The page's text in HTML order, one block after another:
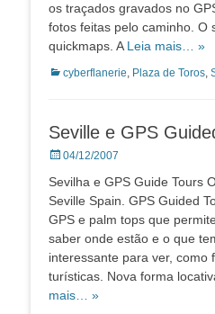
os traçados gravados no
fotos feitas pelo caminho. O
quickmaps. ALeia mais… »
Categorias:
cyberflanerie, Plaza de Toros,
Seville e GPS
Posted
04/12/2007
Sevilha e GPS Guide Tours
Seville Spain. GPS Guided
GPS e palm tops que
saber onde estão e o que
interessante para ver, como
turísticas. Nova forma
mais… »